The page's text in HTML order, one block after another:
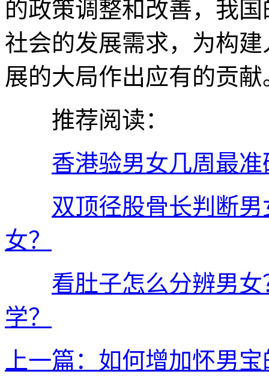
的政策调整和改善，我
社会的发展需求，为构
展的大局作出应有的贡献
推荐阅读：
香港验男女几周最
双顶径股骨长判断
女？
看肚子怎么分辨男
学？
上一篇：如何增加怀男